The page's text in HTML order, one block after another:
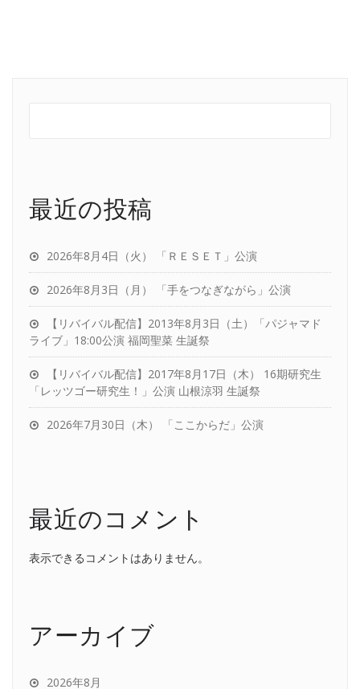
最近の投稿
2026年8月4日（火） 「ＲＥＳＥＴ」公演
2026年8月3日（月） 「手をつなぎながら」公演
【リバイバル配信】2013年8月3日（土）「パジャマド
ライブ」18:00公演 福岡聖菜 生誕祭
【リバイバル配信】2017年8月17日（木） 16期研究生
「レッツゴー研究生！」公演 山根涼羽 生誕祭
2026年7月30日（木） 「ここからだ」公演
最近のコメント
表示できるコメントはありません。
アーカイブ
2026年8月